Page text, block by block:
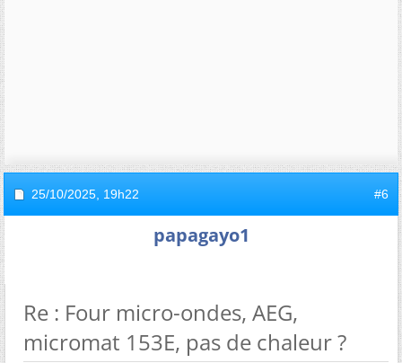
25/10/2025, 19h22 #6
papagayo1
Re : Four micro-ondes, AEG,
micromat 153E, pas de chaleur ?